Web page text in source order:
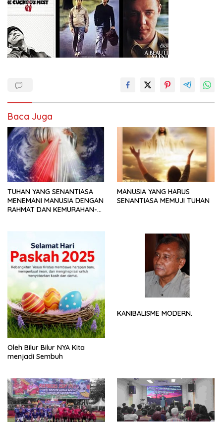
Baca Juga
TUHAN YANG SENANTIASA
MENEMANI MANUSIA DENGAN
RAHMAT DAN KEMURAHAN-
MANUSIA YANG HARUS
SENANTIASA MEMUJI TUHAN
Oleh Bilur Bilur NYA Kita
menjadi Sembuh
KANIBALISME MODERN.